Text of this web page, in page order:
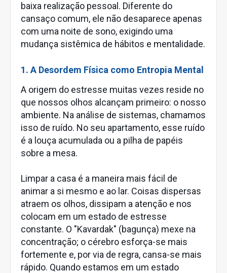
baixa realização pessoal. Diferente do
cansaço comum, ele não desaparece apenas
com uma noite de sono, exigindo uma
mudança sistêmica de hábitos e mentalidade.
1. A Desordem Física como Entropia Mental
A origem do estresse muitas vezes reside no
que nossos olhos alcançam primeiro: o nosso
ambiente. Na análise de sistemas, chamamos
isso de ruído. No seu apartamento, esse ruído
é a louça acumulada ou a pilha de papéis
sobre a mesa.
Limpar a casa é a maneira mais fácil de
animar a si mesmo e ao lar. Coisas dispersas
atraem os olhos, dissipam a atenção e nos
colocam em um estado de estresse
constante. O "Kavardak" (bagunça) mexe na
concentração; o cérebro esforça-se mais
fortemente e, por via de regra, cansa-se mais
rápido. Quando estamos em um estado